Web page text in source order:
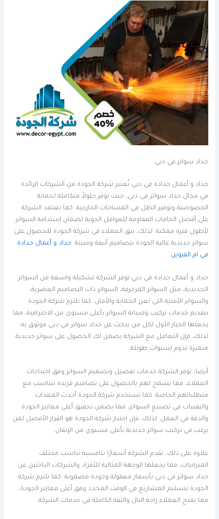
حداد سواتر في دبي
حداد و أعمال حدادة في دبي تُعتبر شركة الجودة من الشركات الرائدة
في مجال حداد سواتر في دبي، حيث توفر حلولاً متكاملة لحماية
الخصوصية وتوفير الظل في المساحات الخارجية. كما تعتمد الشركة
على أفضل الخامات المقاومة للعوامل الجوية لضمان استدامة السواتر
لأطول فترة ممكنة. لذلك، يثق العملاء في شركة الجودة للحصول على
سواتر حديدية عالية الجودة بتصاميم أنيقة ومتينة.حداد و أعمال حدادة
في ام القيوين
حداد و أعمال حدادة في دبي توفر الشركة تشكيلة واسعة من السواتر
الحديدية، مثل السواتر المزخرفة، السواتر ذات التصاميم العصرية،
والسواتر الأمنية التي تعزز الحماية والأمان. كما تلتزم شركة الجودة
بتقديم خدمات تركيب وصيانة السواتر بأعلى مستوى من الاحترافية، مما
يجعلها الخيار الأول لكل من يبحث عن حداد سواتر في دبي موثوق به.
لذلك، فإن التعامل مع الشركة يضمن لك الحصول على سواتر حديدية
متميزة تدوم لسنوات طويلة.
أيضا، توفر الشركة خدمات تفصيل وتصميم السواتر وفق احتياجات
العملاء، مما يسمح لهم بالحصول على تصاميم فريدة تتناسب مع
متطلباتهم الخاصة. كما تستخدم شركة الجودة أحدث المعدات
والتقنيات في تصنيع السواتر، مما يضمن تحقيق أعلى معايير الجودة
والدقة في العمل. لذلك، فإن اختيار شركة الجودة هو القرار الأفضل لمن
يرغب في تركيب سواتر حديدية بأعلى مستوى من الإتقان.
علاوة على ذلك، تقدم الشركة أسعارًا تنافسية تناسب مختلف
الميزانيات، مما يجعلها الوجهة المثالية للأفراد والشركات الباحثين عن
حداد سواتر في دبي بأسعار معقولة وجودة مضمونة. كما تلتزم شركة
الجودة بتسليم المشاريع في الوقت المحدد وفق أعلى معايير الجودة،
مما يمنح العملاء راحة البال والثقة الكاملة في خدمات الشركة.